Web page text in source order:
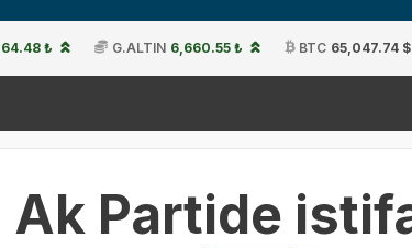
64.48 ₺ G.ALTIN 6,660.55 ₺ BTC 65,047.74 $
Ak Partide